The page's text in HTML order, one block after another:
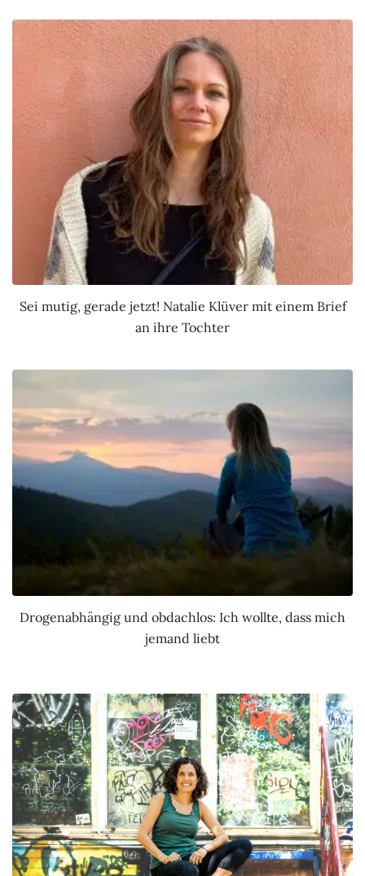
Sei mutig, gerade jetzt! Natalie Klüver mit einem Brief
an ihre Tochter
Drogenabhängig und obdachlos: Ich wollte, dass mich
jemand liebt